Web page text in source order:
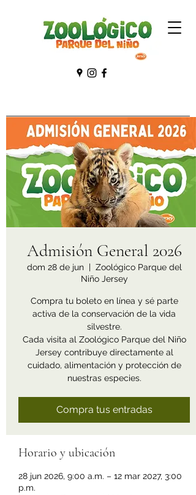
Admisión General 2026
dom 28 de jun
  |
Zoológico Parque del
Niño Jersey
Compra tu boleto en línea y sé parte
activa de la conservación de la vida
silvestre.
Cada visita al Zoológico Parque del Niño
Jersey contribuye directamente al
cuidado, alimentación y protección de
nuestras especies.
Compra tus entradas
Horario y ubicación
28 jun 2026, 9:00 a.m. – 12 mar 2027, 3:00
p.m.